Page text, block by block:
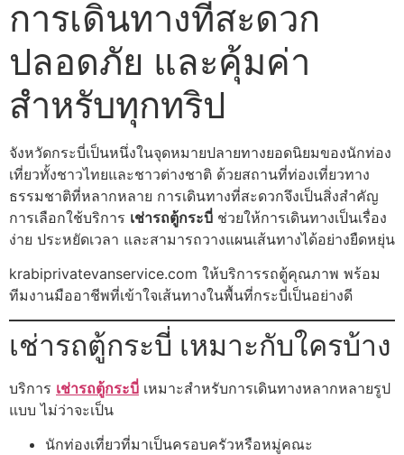
การเดินทางที่สะดวก
ปลอดภัย และคุ้มค่า
สำหรับทุกทริป
จังหวัดกระบี่เป็นหนึ่งในจุดหมายปลายทางยอดนิยมของนักท่อง
เที่ยวทั้งชาวไทยและชาวต่างชาติ ด้วยสถานที่ท่องเที่ยวทาง
ธรรมชาติที่หลากหลาย การเดินทางที่สะดวกจึงเป็นสิ่งสำคัญ
การเลือกใช้บริการ เช่ารถตู้กระบี่ ช่วยให้การเดินทางเป็นเรื่อง
ง่าย ประหยัดเวลา และสามารถวางแผนเส้นทางได้อย่างยืดหยุ่น
krabiprivatevanservice.com ให้บริการรถตู้คุณภาพ พร้อม
ทีมงานมืออาชีพที่เข้าใจเส้นทางในพื้นที่กระบี่เป็นอย่างดี
เช่ารถตู้กระบี่ เหมาะกับใครบ้าง
บริการ เช่ารถตู้กระบี่ เหมาะสำหรับการเดินทางหลากหลายรูป
แบบ ไม่ว่าจะเป็น
นักท่องเที่ยวที่มาเป็นครอบครัวหรือหมู่คณะ